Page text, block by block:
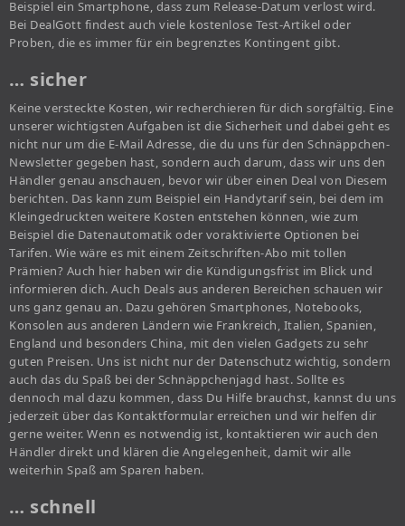
Beispiel ein Smartphone, dass zum Release-Datum verlost wird.
Bei DealGott findest auch viele kostenlose Test-Artikel oder
Proben, die es immer für ein begrenztes Kontingent gibt.
… sicher
Keine versteckte Kosten, wir recherchieren für dich sorgfältig. Eine
unserer wichtigsten Aufgaben ist die Sicherheit und dabei geht es
nicht nur um die E-Mail Adresse, die du uns für den Schnäppchen-
Newsletter gegeben hast, sondern auch darum, dass wir uns den
Händler genau anschauen, bevor wir über einen Deal von Diesem
berichten. Das kann zum Beispiel ein Handytarif sein, bei dem im
Kleingedruckten weitere Kosten entstehen können, wie zum
Beispiel die Datenautomatik oder voraktivierte Optionen bei
Tarifen. Wie wäre es mit einem Zeitschriften-Abo mit tollen
Prämien? Auch hier haben wir die Kündigungsfrist im Blick und
informieren dich. Auch Deals aus anderen Bereichen schauen wir
uns ganz genau an. Dazu gehören Smartphones, Notebooks,
Konsolen aus anderen Ländern wie Frankreich, Italien, Spanien,
England und besonders China, mit den vielen Gadgets zu sehr
guten Preisen. Uns ist nicht nur der Datenschutz wichtig, sondern
auch das du Spaß bei der Schnäppchenjagd hast. Sollte es
dennoch mal dazu kommen, dass Du Hilfe brauchst, kannst du uns
jederzeit über das Kontaktformular erreichen und wir helfen dir
gerne weiter. Wenn es notwendig ist, kontaktieren wir auch den
Händler direkt und klären die Angelegenheit, damit wir alle
weiterhin Spaß am Sparen haben.
… schnell